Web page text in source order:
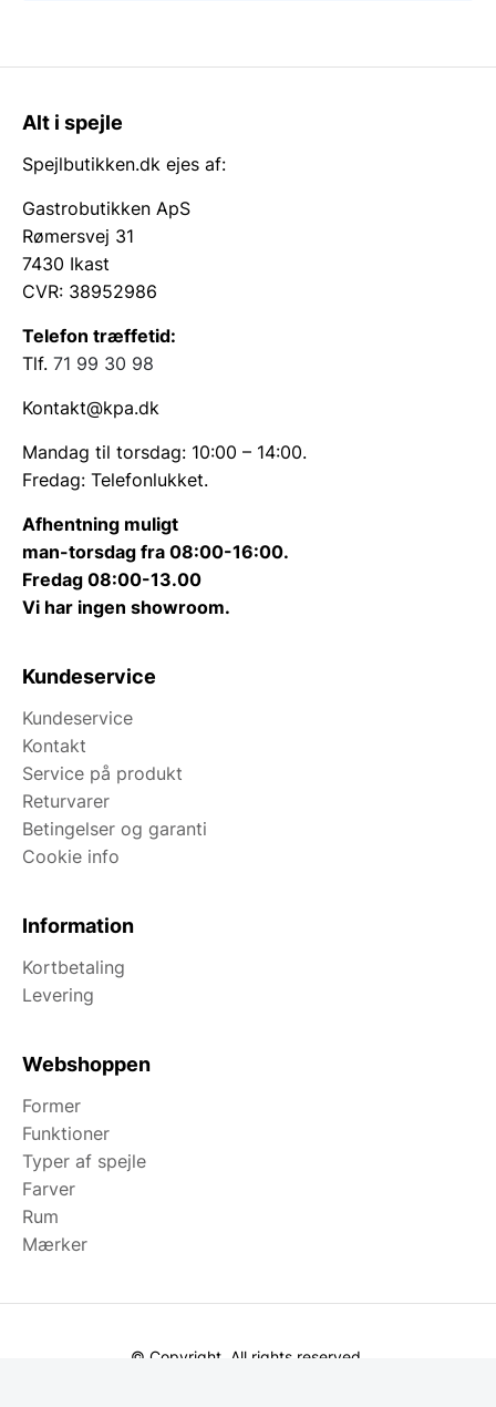
Alt i spejle
Spejlbutikken.dk ejes af:
Gastrobutikken ApS
Rømersvej 31
7430 Ikast
CVR: 38952986
Telefon træffetid:
Tlf. 71 99 30 98
Kontakt@kpa.dk
Mandag til torsdag: 10:00 – 14:00.
Fredag: Telefonlukket.
Afhentning muligt
man-torsdag fra 08:00-16:00.
Fredag 08:00-13.00
Vi har ingen showroom.
Kundeservice
Kundeservice
Kontakt
Service på produkt
Returvarer
Betingelser og garanti
Cookie info
Information
Kortbetaling
Levering
Webshoppen
Former
Funktioner
Typer af spejle
Farver
Rum
Mærker
© Copyright. All rights reserved.